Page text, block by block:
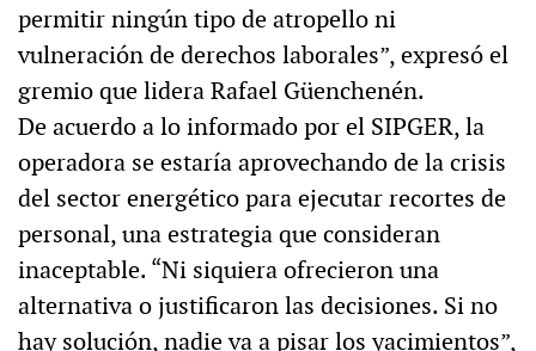
permitir ningún tipo de atropello ni
vulneración de derechos laborales”, expresó el
gremio que lidera Rafael Güenchenén.
De acuerdo a lo informado por el SIPGER, la
operadora se estaría aprovechando de la crisis
del sector energético para ejecutar recortes de
personal, una estrategia que consideran
inaceptable. “Ni siquiera ofrecieron una
alternativa o justificaron las decisiones. Si no
hay solución, nadie va a pisar los yacimientos”,